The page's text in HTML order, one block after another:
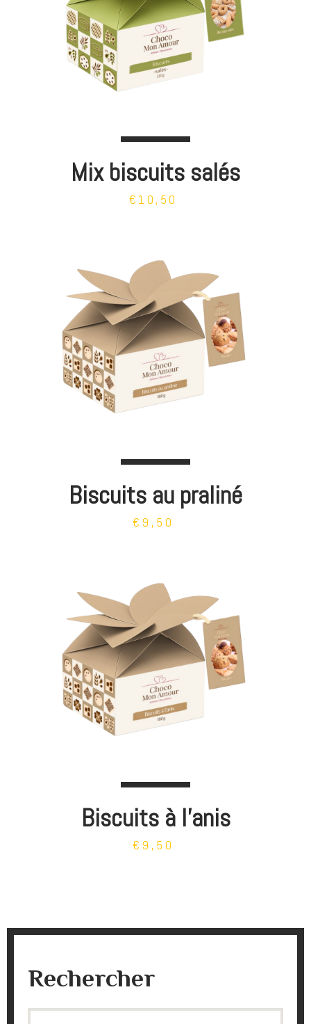
Mix biscuits salés
€10,50
Biscuits au praliné
€9,50
Biscuits à l'anis
€9,50
Rechercher